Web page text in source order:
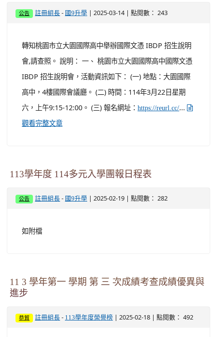
公告 註冊組長 - 國9升學 | 2025-03-14 | 點閱數： 243
轉知桃園市立大園國際高中舉辦國際文憑 IBDP 招生說明
會,請查照。 說明： 一、 桃園市立大園國際高中國際文憑
IBDP 招生說明會，活動資訊如下： (一) 地點：大園國際
高中，4樓國際會議廳。 (二) 時間：114年3月22日星期
六，上午9:15-12:00。 (三) 報名網址： https://reurl.cc/...
觀看完整文章
113學年度 114多元入學團報日程表
公告 註冊組長 - 國9升學 | 2025-02-19 | 點閱數： 282
如附檔
11 3 學年第一 學期 第 三 次成績考查成績優異與
進步
恭賀 註冊組長 - 113學年度榮譽榜 | 2025-02-18 | 點閱數： 492